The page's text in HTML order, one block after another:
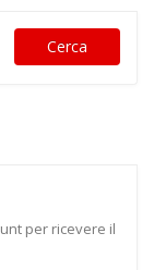
per ricevere il